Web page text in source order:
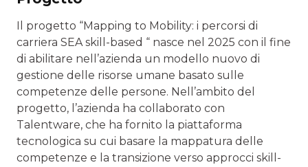
Il progetto “Mapping to Mobility: i percorsi di
carriera SEA skill-based “ nasce nel 2025 con il fine
di abilitare nell’azienda un modello nuovo di
gestione delle risorse umane basato sulle
competenze delle persone. Nell’ambito del
progetto, l’azienda ha collaborato con
Talentware, che ha fornito la piattaforma
tecnologica su cui basare la mappatura delle
competenze e la transizione verso approcci skill-